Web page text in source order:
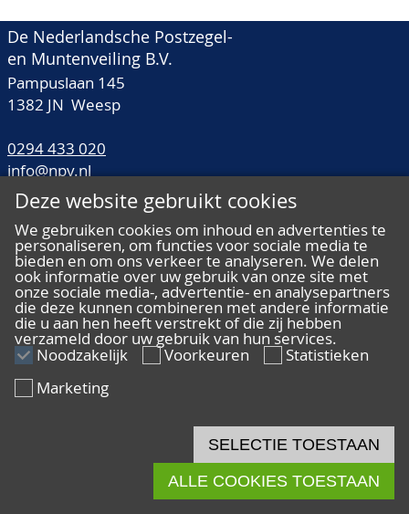
De Nederlandsche Postzegel-
en Muntenveiling B.V.
Pampuslaan 145
1382 JN Weesp
0294 433 020
info@npv.nl
Openingstijden:
Maandag t/m vrijdag van 10.00 tot 16.00 uur
INFORMATIE
Betalingen
Verzenden en ophalen
Veilingtermen
Literatuur
Kwaliteitsomschrijvingen
Veelgestelde vragen
Deze website gebruikt cookies
We gebruiken cookies om inhoud en advertenties te
personaliseren, om functies voor sociale media te
bieden en om ons verkeer te analyseren. We delen
ook informatie over uw gebruik van onze site met
onze sociale media-, advertentie- en analysepartners
die deze kunnen combineren met andere informatie
die u aan hen heeft verstrekt of die zij hebben
verzameld door uw gebruik van hun services.
Noodzakelijk Voorkeuren
Statistieken
Marketing
SELECTIE TOESTAAN
ALLE COOKIES TOESTAAN